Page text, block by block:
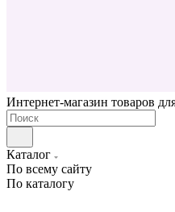
Интернет-магазин товаров
Каталог
По всему сайту
По каталогу